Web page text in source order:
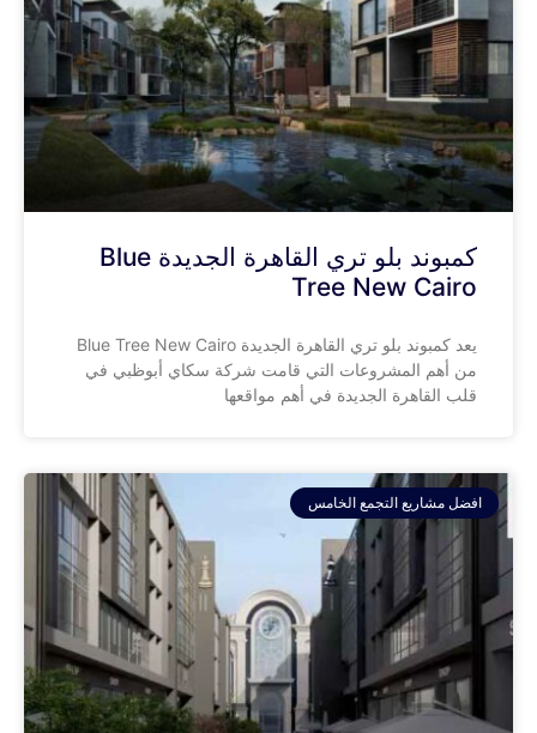
كمبوند بلو تري القاهرة الجديدة Blue
Tree New Cairo
يعد كمبوند بلو تري القاهرة الجديدة Blue Tree New Cairo
من أهم المشروعات التي قامت شركة سكاي أبوظبي في
قلب القاهرة الجديدة في أهم مواقعها
افضل مشاريع التجمع الخامس